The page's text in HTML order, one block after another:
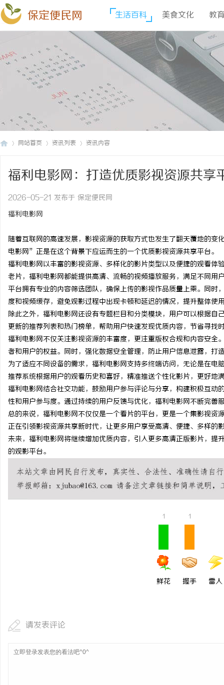
保定便民网 生活百科 美食文化 教
网站首页 资讯列表 资讯内容
福利电影网：打造优质影视资源共享
2026-05-21 发布于 保定便民网
福利电影网
随着互联网的高速发展，影视资源的获取方式也发生了翻天覆地的
电影网”正是在这个背景下应运而生的一个优质影视资源共享平台。
福利电影网以丰富的影视资源、多样化的影片类型以及便捷的观看
老片，福利电影网都能提供高清、流畅的视频播放服务，满足不同用
平台拥有专业的内容筛选团队，确保上传的影视作品质量上乘。同
度和视频缓存，避免观影过程中出现卡顿和延迟的情况，提升整体使
除此之外，福利电影网还设有专题栏目和分类模块，用户可以根据
更新的推荐列表和热门榜单，帮助用户快速发现优质内容，节省寻找
福利电影网不仅关注影视资源的丰富度，更注重版权合规和内容安
者和用户的权益。同时，强化数据安全管理，防止用户信息泄露，打
为了适应不同设备的需求，福利电影网支持多终端访问，无论是在
推荐系统根据用户的观看历史和喜好，精准推送个性化影片，更好地
福利电影网结合社交功能，鼓励用户参与评论与分享，构建积极互
性和用户参与度。通过持续的用户反馈与优化，福利电影网不断完善
总的来说，福利电影网不仅仅是一个看片的平台，更是一个集影视
正在引领影视资源共享新时代，让更多用户享受高清、便捷、多样的
未来，福利电影网将继续增加优质内容，引入更多高清正版影片，
的观影平台。
1
鲜花
1
握手 雷人
请发表评论
开店最怕“搜不到”为什
ai却天天给他免费派单？